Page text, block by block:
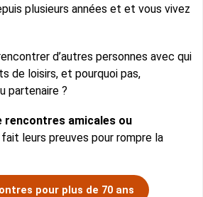
plusieurs années et et vous vivez
d’autres personnes avec qui
de loisirs, et pourquoi pas,
partenaire ?
rencontres amicales ou
leurs preuves pour rompre la
pour plus de 70 ans